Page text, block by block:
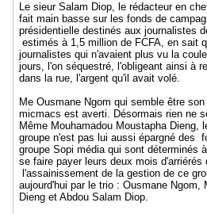
Le sieur Salam Diop, le rédacteur en
fait main basse sur les fonds de
présidentielle destinés aux journalistes
estimés à 1,5 million de FCFA, en sait
journalistes qui n'avaient plus vu la
jours, l'on séquestré, l'obligeant ainsi à
dans la rue, l'argent qu'il avait volé.
Me Ousmane Ngom qui semble être
micmacs est averti. Désormais rien ne
Même Mouhamadou Moustapha Dieng,
groupe n'est pas lui aussi épargné des
groupe Sopi média qui sont déterminés
se faire payer leurs deux mois
l'assainissement de la gestion de ce
aujourd'hui par le trio : Ousmane Ngom,
Dieng et Abdou Salam Diop.